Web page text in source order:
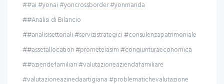
##ai #yonai #yoncrossborder #yonmanda
##Analisi di Bilancio
##analisisettoriali #servizistrategici #consulenzapatrimoniale
##assetallocation #prometeiasim #congiunturaeconomica
##aziendefamiliari #valutazioneaziendafamiliare
#valutazioneazinedaartigiana #problematichevalutazione